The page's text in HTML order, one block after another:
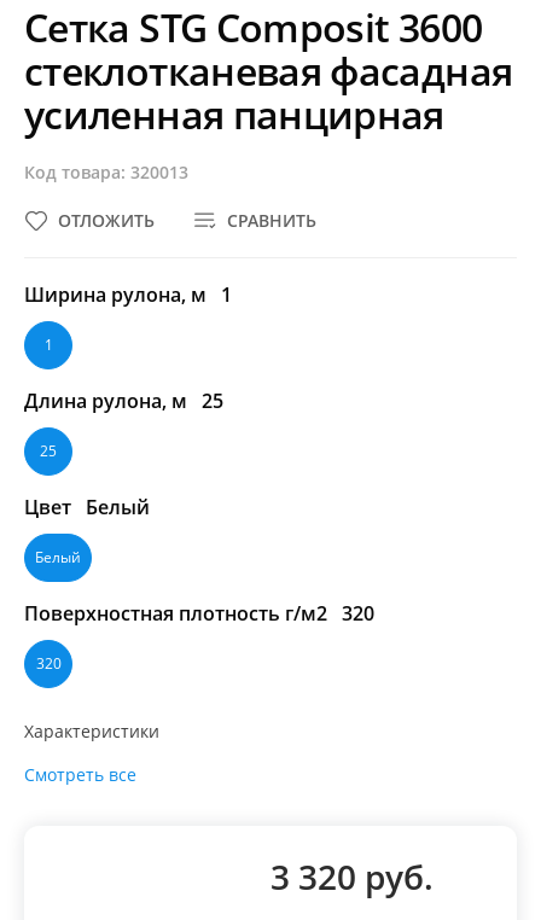
Сетка STG Composit 3600
стеклотканевая фасадная
усиленная панцирная
Код товара: 320013
СРАВНИТЬ
ОТЛОЖИТЬ
Ширина рулона, м 1
1
Длина рулона, м 25
25
Цвет Белый
Белый
Поверхностная плотность г/м2 320
320
Характеристики
Смотреть все
3 320 руб.